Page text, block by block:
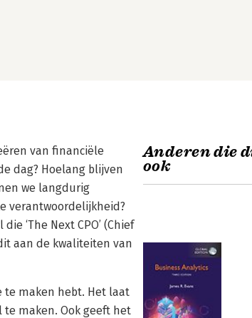
van financiële
dag? Hoelang blijven
we langdurig
verantwoordelijkheid?
‘The Next CPO’ (Chief
aan de kwaliteiten van
te maken hebt. Het laat
maken. Ook geeft het
Anderen die
ook